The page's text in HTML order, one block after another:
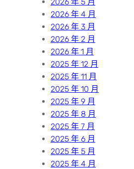
2026 年 4 月
2026 年 3 月
2026 年 2 月
2026 年 1 月
2025 年 12 月
2025 年 11 月
2025 年 10 月
2025 年 9 月
2025 年 8 月
2025 年 7 月
2025 年 6 月
2025 年 5 月
2025 年 4 月